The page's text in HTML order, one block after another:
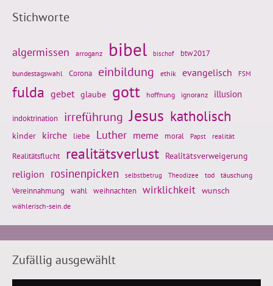
Stichworte
algermissen arroganz bibel bischof btw2017
bundestagswahl Corona einbildung ethik evangelisch FSM
fulda gebet glaube gott hoffnung ignoranz illusion
indoktrination irreführung Jesus katholisch
kinder kirche liebe Luther meme moral Papst realität
Realitätsflucht realitätsverlust Realitätsverweigerung
religion rosinenpicken selbstbetrug Theodizee tod täuschung
Vereinnahmung wahl weihnachten wirklichkeit wunsch
wählerisch-sein.de
Zufällig ausgewählt